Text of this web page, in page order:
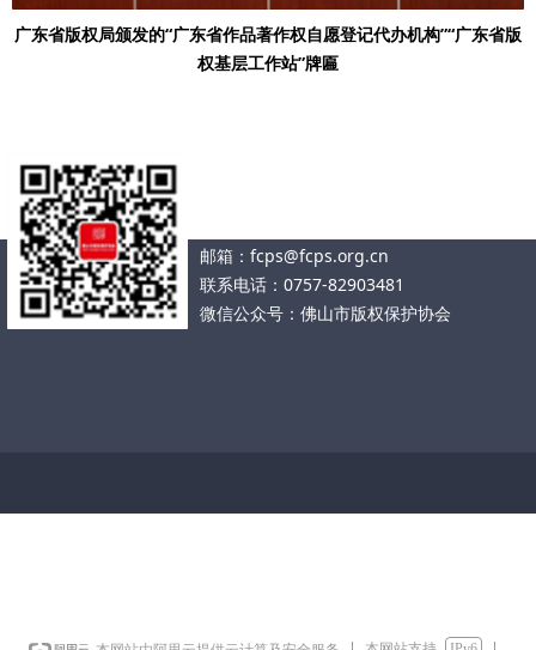
广东省版权局颁发的“广东省作品著作权自愿登记代办机构”“广东省版
权基层工作站”牌匾
邮箱：fcps@fcps.org.cn
联系电话：0757-82903481
微信公众号：佛山市版权保护协会